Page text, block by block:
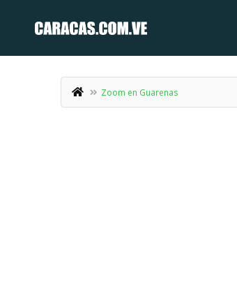
Zoom en Guarenas